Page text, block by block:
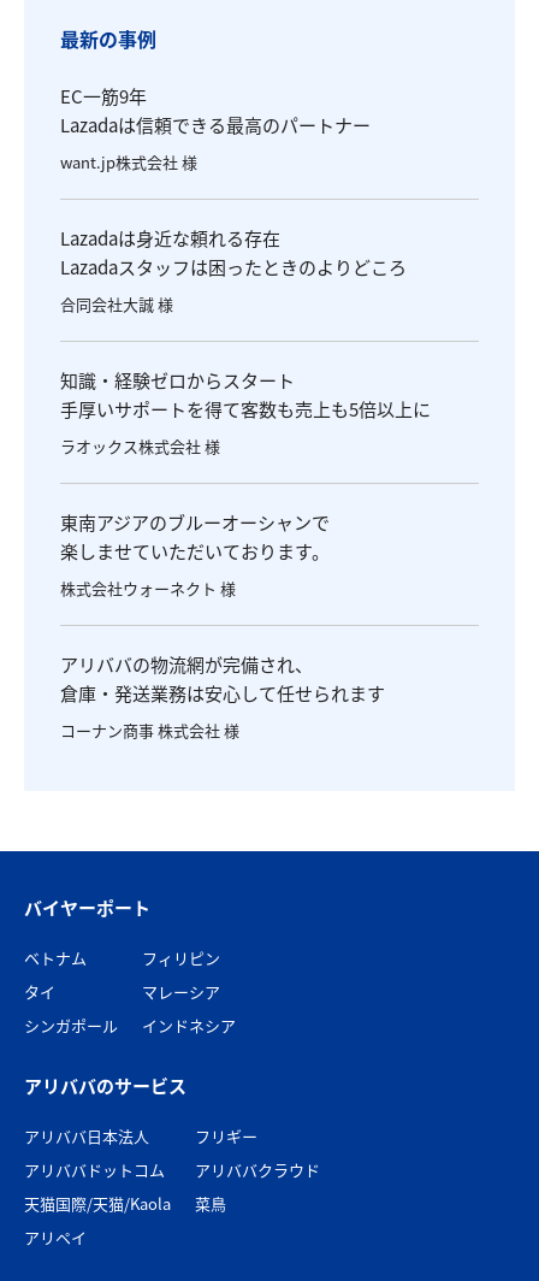
最新の事例
EC一筋9年
Lazadaは信頼できる最高のパートナー
want.jp株式会社 様
Lazadaは身近な頼れる存在
Lazadaスタッフは困ったときのよりどころ
合同会社大誠 様
知識・経験ゼロからスタート
手厚いサポートを得て客数も売上も5倍以上に
ラオックス株式会社 様
東南アジアのブルーオーシャンで
楽しませていただいております。
株式会社ウォーネクト 様
アリババの物流網が完備され、
倉庫・発送業務は安心して任せられます
コーナン商事 株式会社 様
バイヤーポート
ベトナム
タイ
シンガポール
フィリピン
マレーシア
インドネシア
アリババのサービス
アリババ日本法人
アリババドットコム
天猫国際/天猫/Kaola
アリペイ
フリギー
アリババクラウド
菜鳥